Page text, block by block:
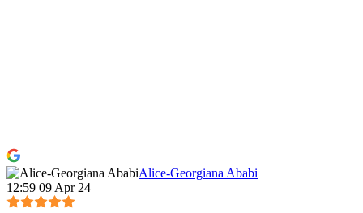
Alice-Georgiana Ababi
12:59 09 Apr 24